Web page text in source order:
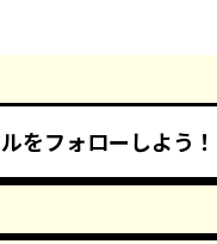
をフォローしよう！